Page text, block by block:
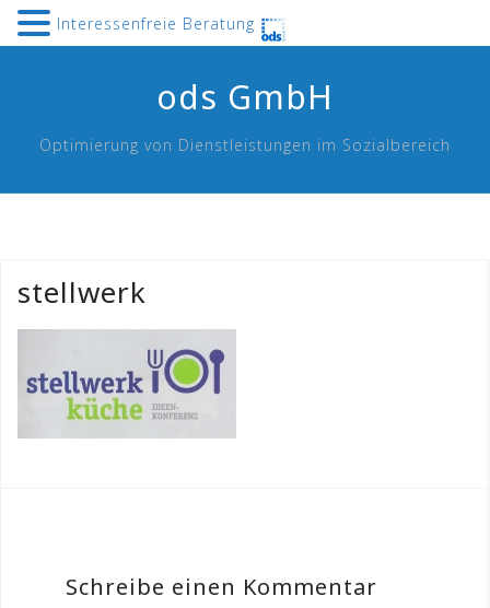
ods GmbH
Optimierung von Dienstleistungen im Sozialbereich
stellwerk
Schreibe einen Kommentar
Interessenfreie Beratung